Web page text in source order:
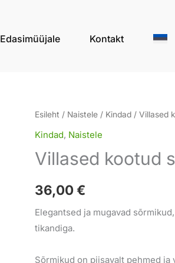
Edasimüüjale Kontakt
Esileht / Naistele/ Kindad/ Villased
Kindad, Naistele
Villased kootud
36,00 €
Elegantsed ja mugavad
tikandiga.
Sõrmikud on piisavalt pehmed
Villased
kootud
ROSE
kogus